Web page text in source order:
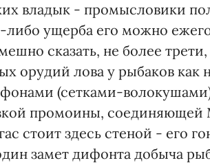
владык - промысловики
либо ущерба его можно
сказать, не более
орудий лова у рыбаков как
(сетками-
промоины,
стоит здесь стеной - его
замет дифонта добыча